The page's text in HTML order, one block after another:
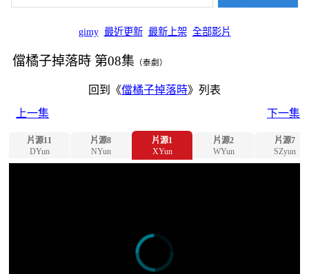
gimy 最近更新 最新上架 全部影片
儅橘子掉落時 第08集 （泰劇）
回到《儅橘子掉落時》列表
上一集
下一集
片源11
DYun
片源8
NYun
片源1
XYun
片源2
WYun
片源7
SZyun